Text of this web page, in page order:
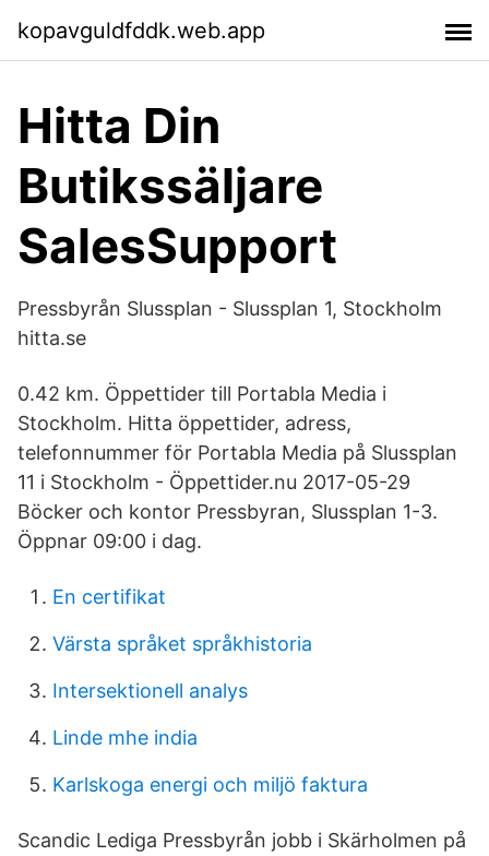
kopavguldfddk.web.app
Hitta Din
Butikssäljare
SalesSupport
Pressbyrån Slussplan - Slussplan 1, Stockholm
hitta.se
0.42 km. Öppettider till Portabla Media i
Stockholm. Hitta öppettider, adress,
telefonnummer för Portabla Media på Slussplan
11 i Stockholm - Öppettider.nu 2017-05-29
Böcker och kontor Pressbyran, Slussplan 1-3.
Öppnar 09:00 i dag.
En certifikat
Värsta språket språkhistoria
Intersektionell analys
Linde mhe india
Karlskoga energi och miljö faktura
Scandic Lediga Pressbyrån jobb i Skärholmen på